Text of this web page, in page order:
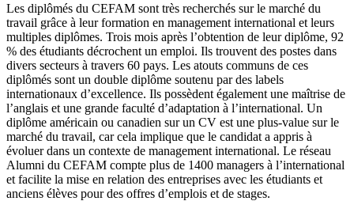
Les diplômés du CEFAM sont très recherchés sur le marché du
travail grâce à leur formation en management international et leurs
multiples diplômes. Trois mois après l’obtention de leur diplôme, 92
% des étudiants décrochent un emploi. Ils trouvent des postes dans
divers secteurs à travers 60 pays. Les atouts communs de ces
diplômés sont un double diplôme soutenu par des labels
internationaux d’excellence. Ils possèdent également une maîtrise de
l’anglais et une grande faculté d’adaptation à l’international. Un
diplôme américain ou canadien sur un CV est une plus-value sur le
marché du travail, car cela implique que le candidat a appris à
évoluer dans un contexte de management international. Le réseau
Alumni du CEFAM compte plus de 1400 managers à l’international
et facilite la mise en relation des entreprises avec les étudiants et
anciens élèves pour des offres d’emplois et de stages.